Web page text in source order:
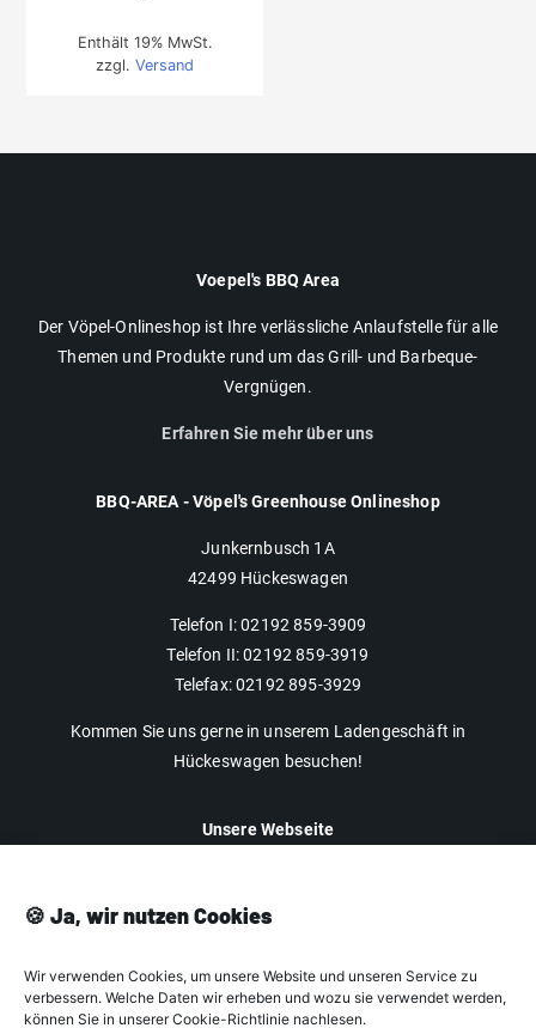
🍪 Ja, wir nutzen Cookies
Wir verwenden Cookies, um unsere Website und unseren Service zu
verbessern. Welche Daten wir erheben und wozu sie verwendet werden,
können Sie in unserer Cookie-Richtlinie nachlesen.
Enthält 19% MwSt.
zzgl.Versand
Voepel's BBQ Area
Der Vöpel-Onlineshop ist Ihre verlässliche Anlaufstelle für alle
Themen und Produkte rund um das Grill- und Barbeque-
Vergnügen.
Erfahren Sie mehr über uns
BBQ-AREA - Vöpel's Greenhouse Onlineshop
Junkernbusch 1A
42499 Hückeswagen
Telefon I: 02192 859-3909
Telefon II: 02192 859-3919
Telefax: 02192 895-3929
Kommen Sie uns gerne in unserem Ladengeschäft in
Hückeswagen besuchen!
Unsere Webseite
Datenschutz
Cookie-Richtlinien